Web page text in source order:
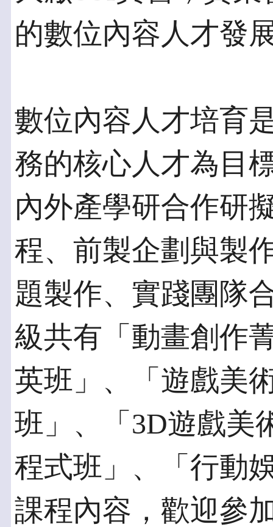
的數位內容人才發
數位內容人才培育
務的核心人才為目
內外產學研合作研
程、前製企劃與製
題製作、實踐團隊
級共有「動畫創作
英班」、「遊戲美
班」、「3D遊戲美
程式班」、「行動
課程內容，歡迎參